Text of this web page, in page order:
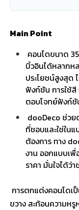
Main Point
คอนโดขนาด
บิ้วอินได้หลากห
ประโยชน์สูงสุด
ฟังก์ชัน การใช้
ตอบโจทย์ฟังก์ชั
dooDeco ช่วย
ที่ชอบและใช่ใน
ต้องการ ทาง
งาน ออกแบบเพื่
ราคา มั่นใจได้ว่
การตกแต่งคอนโดเ
ขวาง สะท้อนความหรู